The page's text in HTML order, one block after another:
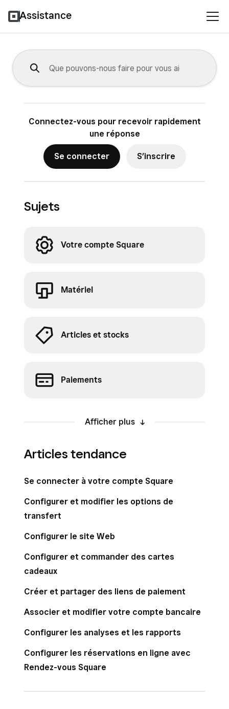
Assistance
Connectez-vous pour recevoir rapidement
une réponse
Se connecter S’inscrire
Sujets
Votre compte Square
Matériel
Articles et stocks
Paiements
Afficher plus
Square pour franchises
Vente en ligne
Personnel
Articles tendance
Se connecter à votre compte Square
Configurer et modifier les options de
transfert
Configurer le site Web
Configurer et commander des cartes
cadeaux
Créer et partager des liens de paiement
Associer et modifier votre compte bancaire
Configurer les analyses et les rapports
Configurer les réservations en ligne avec
Rendez-vous Square